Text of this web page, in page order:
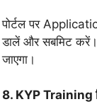
पोर्टल पर
डालें और सबमिट
जाएगा।
8. KYP Training